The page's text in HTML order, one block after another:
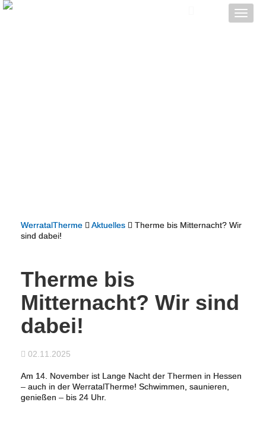
Toggle
WerratalTherme Aktuelles
Therme bis Mitternacht? Wir
sind dabei!
Therme bis
Mitternacht? Wir sind
dabei!
02.11.2025
Am 14. November ist Lange Nacht der Thermen in Hessen
– auch in der WerratalTherme! Schwimmen, saunieren,
genießen – bis 24 Uhr.